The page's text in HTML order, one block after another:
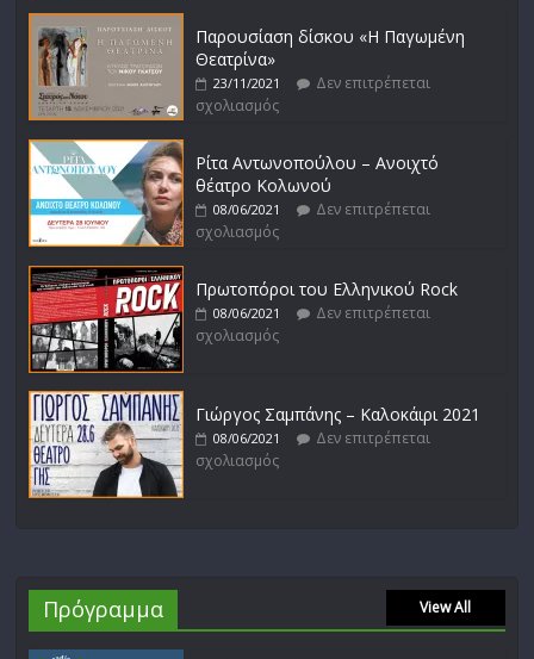
Παρουσίαση δίσκου «Η Παγωμένη
Θεατρίνα»
23/11/2021
Δεν επιτρέπεται
σχολιασμός
Ρίτα Αντωνοπούλου – Ανοιχτό
θέατρο Κολωνού
08/06/2021
Δεν επιτρέπεται
σχολιασμός
Πρωτοπόροι του Ελληνικού Rock
08/06/2021
Δεν επιτρέπεται
σχολιασμός
Γιώργος Σαμπάνης – Καλοκάιρι 2021
08/06/2021
Δεν επιτρέπεται
σχολιασμός
Πρόγραμμα View All